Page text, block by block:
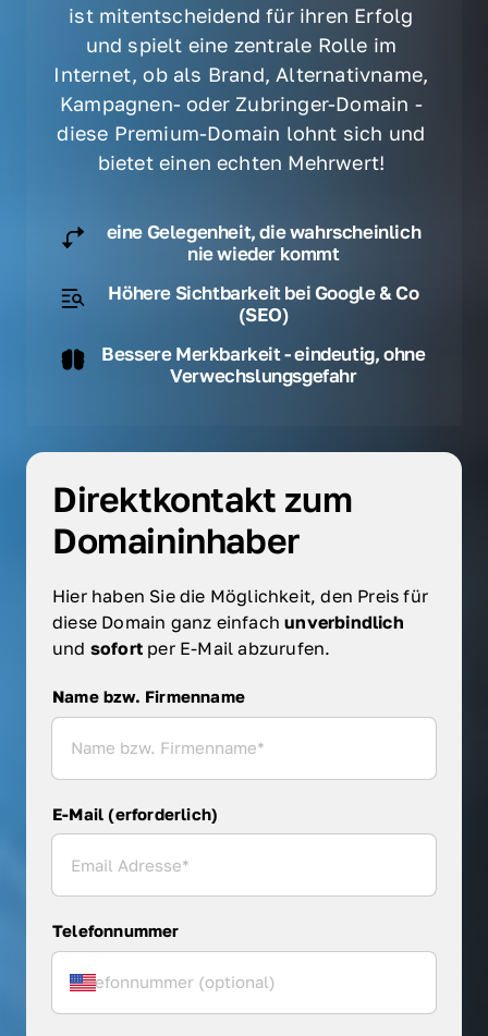
ist mitentscheidend für ihren Erfolg
und spielt eine zentrale Rolle im
Internet, ob als Brand, Alternativname,
Kampagnen- oder Zubringer-Domain -
diese Premium-Domain lohnt sich und
bietet einen echten Mehrwert!
eine Gelegenheit, die wahrscheinlich
nie wieder kommt
Höhere Sichtbarkeit bei Google & Co
(SEO)
Bessere Merkbarkeit - eindeutig, ohne
Verwechslungsgefahr
Direktkontakt zum
Domaininhaber
Hier haben Sie die Möglichkeit, den Preis für
diese Domain ganz einfach
und sofort per E-Mail abzurufen.
Name bzw. Firmenname
Name bzw. Firmenname
E-Mail (erforderlich)
Telefonnummer